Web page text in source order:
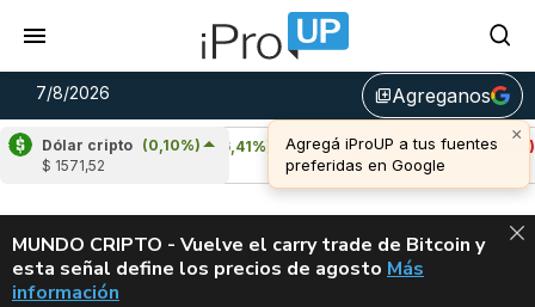
7/8/2026 library_addAgreganos
Dólar cripto (0,10%)
$ 1571,52
Cardano (6,41%)
u$s 0,20
Avalanche
(-4,26%)
u$s 6,43
ALERTA
MUNDO CRIPTO - Vuelve el carry trade de Bitcoin y
esta señal define los precios de agosto VUELVE EL
Más
información